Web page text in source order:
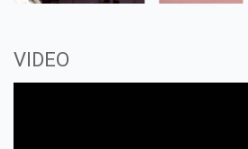
VIDEO